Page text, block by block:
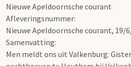
Nieuwe Apeldoornsche courant
Afleveringsnummer:
Nieuwe Apeldoornsche courant, 19/
Samenvatting:
Men meldt ons uit Valkenburg: